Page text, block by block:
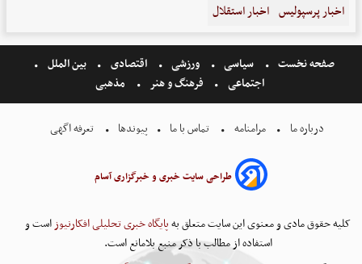
اخبار پرسپولیس اخبار استقلال
صفحه نخست سیاسی ورزشی اقتصادی
بین الملل
اجتماعی
فرهنگ و هنر مذهبی
درباره ما مرامنامه تماس با ما پیوندها تعرفه اگهی
طراحی سایت خبری و خبرگزاری آسام
کلیه حقوق مادی و معنوی این سایت متعلق بهپایگاه خبری تحلیلی افکارنیوزاست و
استفاده از مطالب با ذکر منبع بلامانع است.